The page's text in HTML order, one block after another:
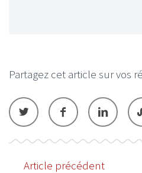
Partagez cet article sur vos
Article précédent